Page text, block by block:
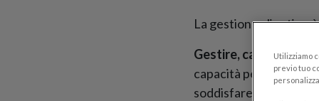
La gestione clienti
Gestire, capire e
capacità personali di
soddisfare traendone il
Utilizziamo
previo tuo